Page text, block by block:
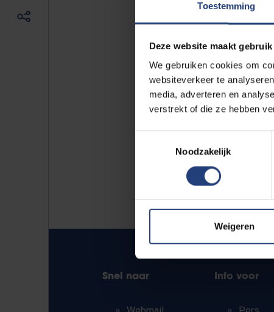
Toestemming
Deze website maakt
We gebruiken cookies om
websiteverkeer te
media, adverteren en
verstrekt of die ze hebben
Noodzakelijk
Weigeren
De
Bv.
Snel naar Info voor